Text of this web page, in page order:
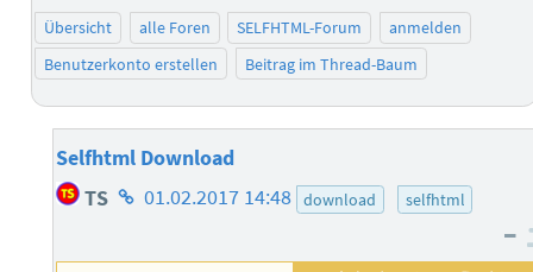
Übersicht alle Foren SELFHTML-Forum
anmelden
Benutzerkonto erstellen
Beitrag im Thread-Baum
Selfhtml Download
TS Homepage
Autors
01.02.2017 14:48 download selfhtml
–